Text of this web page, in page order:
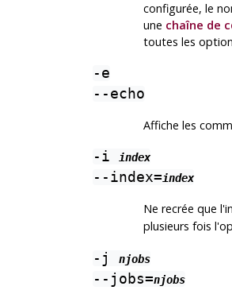
configurée, le
une chaîne de
toutes les
-e
--echo
Affiche les
-i index
--index=index
Ne recrée que
plusieurs fois
-j njobs
--jobs=njobs